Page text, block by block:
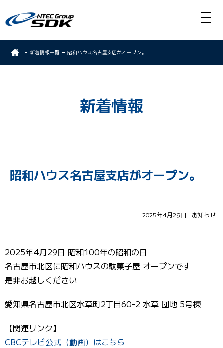
新着情報一覧 昭和ハウス名古屋支店がオープン。
新着情報
昭和ハウス名古屋支店がオープン。
2025年4月29日 お知らせ
2025年4月29日 昭和100年の昭和の日
名古屋市北区に昭和ハウスの駄菓子屋 オープンです
是非お越しください
愛知県名古屋市北区水草町2丁目60-2 水草 団地 5号棟
【関連リンク】
CBCテレビ公式（動画）はこちら